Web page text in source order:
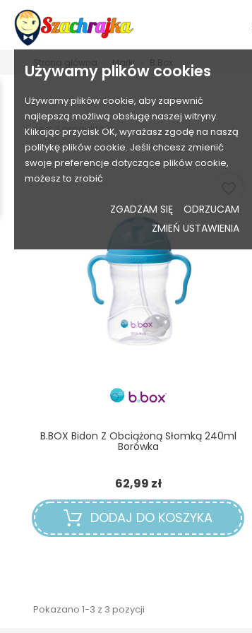
Używamy plików cookies
Używamy plików cookie, aby zapewnić
najlepszą możliwą obsługę naszej witryny.
Klikając przycisk OK, wyrażasz zgodę na naszą
politykę plików cookie. Jeśli chcesz zmienić
swoje preferencje dotyczące plików cookie,
możesz to zrobić
ZGADZAM SIĘ
ODRZUCAM
ZMIEŃ USTAWIENIA
Strona główna Marki B.Box
Jest 3 produktów.
B.BOX Bidon Z Obciążoną Słomką 240ml
Borówka
62,99 złCena
DODAJ DO KOSZYKA
Pokazano 1-3 z 3 pozycji